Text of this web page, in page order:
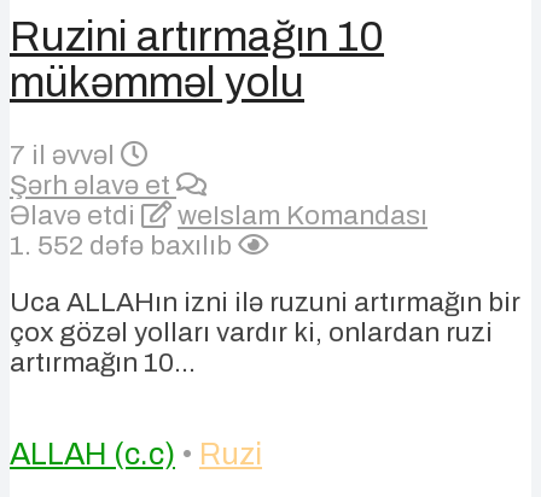
Ruzini artırmağın 10
mükəmməl yolu
7 il əvvəl
Şərh əlavə et
Əlavə etdi
weIslam Komandası
1. 552 dəfə baxılıb
Uca ALLAHın izni ilə ruzuni artırmağın bir
çox gözəl yolları vardır ki, onlardan ruzi
artırmağın 10...
ALLAH (c.c) • Ruzi